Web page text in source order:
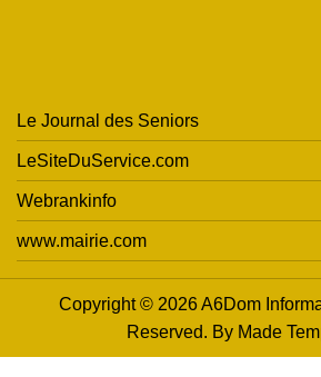
Le Journal des Seniors
LeSiteDuService.com
Webrankinfo
www.mairie.com
Copyright © 2026 A6Dom
Reserved. By Made